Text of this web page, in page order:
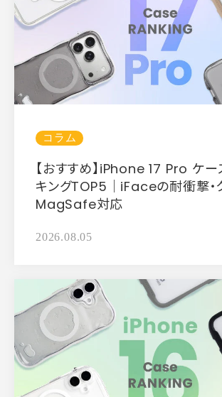
コラム
【おすすめ】iPhone 17 Pro ケ
キングTOP5｜iFaceの耐衝撃・
MagSafe対応
2026.08.05